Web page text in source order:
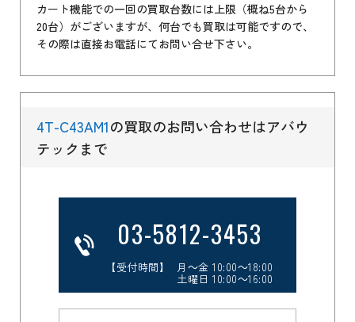
カート機能での一回の買取台数には上限（概ね5台から
20台）がございますが、何台でも買取は可能ですので、
その際は直接お電話にてお問い合せ下さい。
4T-C43AM1の買取のお問い合わせはアバウ
テックまで
03-5812-3453
【受付時間】 月～金 10:00～18:00
土曜日 10:00～16:00